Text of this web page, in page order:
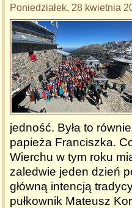
Poniedziałek, 28 kwietnia
jedność. Była to
papieża Franciszka.
Wierchu w tym roku
zaledwie jeden dzień
główną intencją
pułkownik Mateusz